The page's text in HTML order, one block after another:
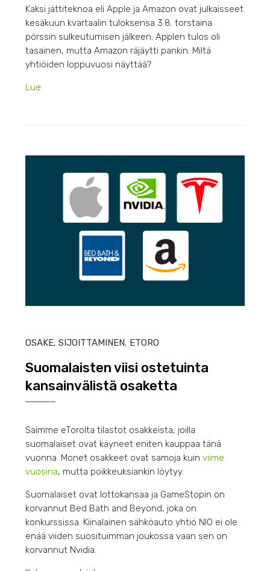
Kaksi jättiteknoa eli Apple ja Amazon ovat julkaisseet
kesäkuun kvartaalin tuloksensa 3.8. torstaina
pörssin sulkeutumisen jälkeen. Applen tulos oli
tasainen, mutta Amazon räjäytti pankin. Miltä
yhtiöiden loppuvuosi näyttää?
Lue
OSAKE,SIJOITTAMINEN, ETORO
Suomalaisten viisi ostetuinta
kansainvälistä osaketta
Saimme eTorolta tilastot osakkeista, joilla
suomalaiset ovat käyneet eniten kauppaa tänä
vuonna. Monet osakkeet ovat samoja kuin viime
vuosina, mutta poikkeuksiankin löytyy.
Suomalaiset ovat lottokansaa ja GameStopin on
korvannut Bed Bath and Beyond, joka on
konkurssissa. Kiinalainen sähköauto yhtiö NIO ei ole
enää viiden suosituimman joukossa vaan sen on
korvannut Nvidia.